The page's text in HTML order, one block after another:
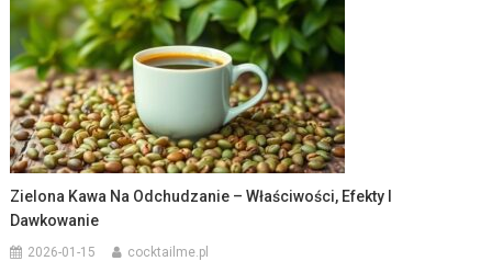
Zielona Kawa Na Odchudzanie – Właściwości, Efekty I
Dawkowanie
2026-01-15 cocktailme.pl